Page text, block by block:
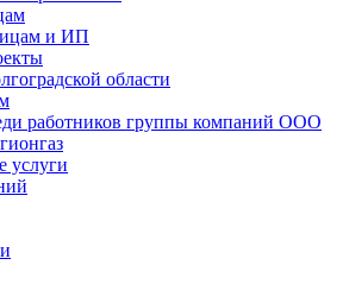
и ИП
области
работников группы компаний ООО
услуги